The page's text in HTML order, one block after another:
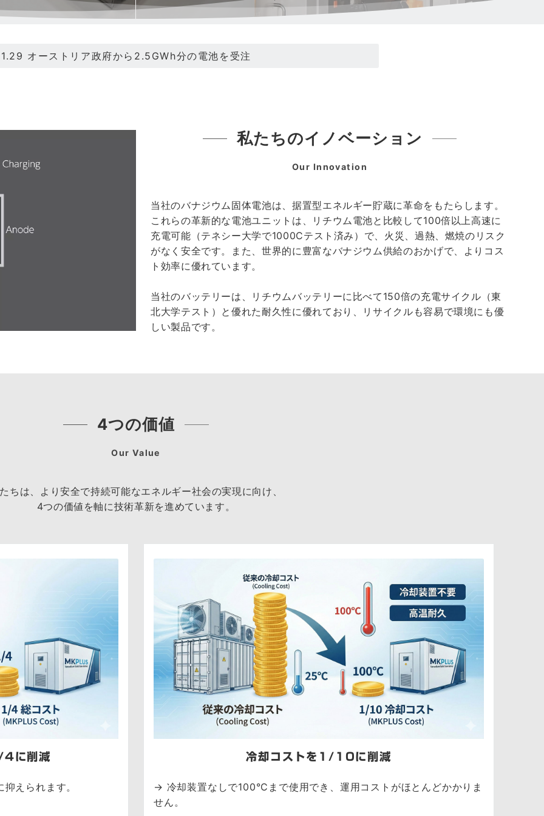
弊社が「Hello Tomorrow Deep Tech Pioneer」に選出されました！
バナジウム固体電池搭載地上用ドローン走行を実施私たちのイノベーション
Our Innovation
当社のバナジウム固体電池は、据置型エネルギー貯蔵に革命をもたらします。
これらの革新的な電池ユニットは、リチウム電池と比較して100倍以上高速に
充電可能（テネシー大学で1000Cテスト済み）で、火災、過熱、燃焼のリスク
がなく安全です。また、世界的に豊富なバナジウム供給のおかげで、よりコス
ト効率に優れています。
当社のバッテリーは、リチウムバッテリーに比べて150倍の充電サイクル（東
北大学テスト）と優れた耐久性に優れており、リサイクルも容易で環境にも優
しい製品です。
4つの価値
Our Value
ちは、より安全で持続可能なエネルギー社会の実現に向け、
4つの価値を軸に技術革新を進めています。
4に削減
えられます。
冷却コストを1/10に削減
→ 冷却装置なしで100°Cまで使用でき、運用コストがほとんどかかりま
せん。